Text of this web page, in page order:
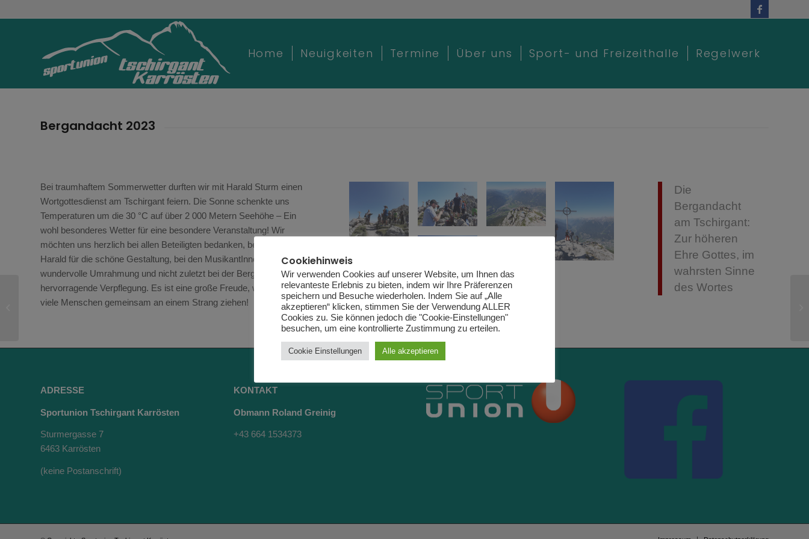
Home Neuigkeiten Termine Über uns Sport- und Freizeithalle Regelwerk
Bergandacht 2023
Bei traumhaftem Sommerwetter durften wir mit Harald Sturm einen
Wortgottesdienst am Tschirgant feiern. Die Sonne schenkte uns
Temperaturen um die 30 °C auf über 2 000 Metern Seehöhe – Ein
wohl besonderes Wetter für eine besondere Veranstaltung! Wir
möchten uns herzlich bei allen Beteiligten bedanken, besonders bei
Harald für die schöne Gestaltung, bei den MusikantInnen für die
wundervolle Umrahmung und nicht zuletzt bei der Bergwacht für die
hervorragende Verpflegung. Es ist eine große Freude, wenn so
viele Menschen gemeinsam an einem Strang ziehen!
Die
Bergandacht
am Tschirgant:
Zur höheren
Ehre Gottes, im
wahrsten Sinne
des Wortes
ADRESSE
Sportunion Tschirgant Karrösten
Sturmergasse 7
6463 Karrösten
(keine Postanschrift)
KONTAKT
Obmann Roland Greinig
+43 664 1534373
Ankündigung Umtrunk
Cookiehinweis
Wir verwenden Cookies auf unserer Website, um Ihnen das
relevanteste Erlebnis zu bieten, indem wir Ihre Präferenzen
speichern und Besuche wiederholen. Indem Sie auf „Alle
akzeptieren“ klicken, stimmen Sie der Verwendung ALLER
Cookies zu. Sie können jedoch die "Cookie-Einstellungen"
besuchen, um eine kontrollierte Zustimmung zu erteilen.
Cookie Einstellungen Alle akzeptieren